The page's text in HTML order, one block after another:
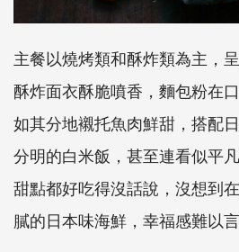
主餐以燒烤類和酥炸類為主，
酥炸面衣酥脆噴香，麵包粉在
如其分地襯托魚肉鮮甜，搭配
分明的白米飯，甚至連看似平
甜點都好吃得沒話說，沒想到
膩的日本味海鮮，幸福感難以言